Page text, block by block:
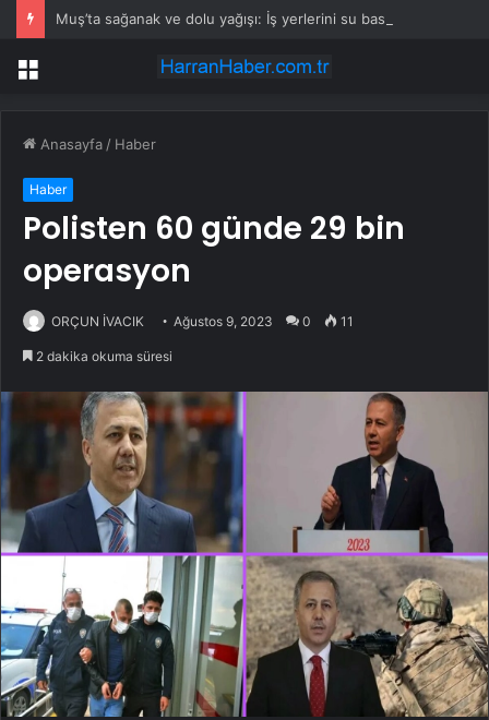
Muş’ta sağanak ve dolu yağışı: İş yerlerini su bastı
Menü
Anasayfa / Haber
Haber
Polisten 60 günde 29 bin
operasyon
ORÇUN İVACIK Ağustos 9, 2023 0 11
2 dakika okuma süresi